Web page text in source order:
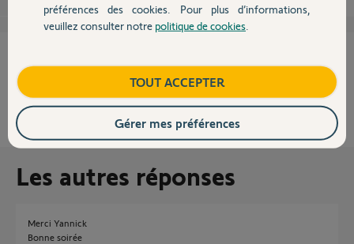
Contact
NON OUI
des internautes ont trouvé cette réponse utile
Les autres réponses
Merci Yannick
Bonne soirée
préférences des cookies. Pour plus d’informations,
veuillez consulter notre politique de cookies
TOUT ACCEPTER
Gérer mes préférences